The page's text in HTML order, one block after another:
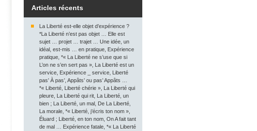
Articles récents
La Liberté est-elle objet d’expérience ?
*La Liberté n’est pas objet … Elle est
sujet … projet … trajet … Une idée, un
idéal, est-mis … en pratique, Expérience
pratique, *« La Liberté ne s’use que si
L’on ne s’en sert pas », La Liberté est un
service, Expérience _ service, Liberté
pas’ À pas’, Appâts’ ou pas’ Appâts …
*« Liberté, Liberté chérie », La Liberté qui
pleure, La Liberté qui rit, La Liberté, un
bien ; La Liberté, un mal, De La Liberté,
La morale, *« Liberté, j’écris ton nom »,
Éluard ; Liberté, en ton nom, On A fait tant
de mal … Expérience fatale, *« La Liberté